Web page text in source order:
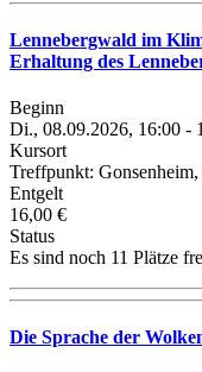
Lennebergwald im
Erhaltung des
Beginn
Di., 08.09.2026, 16:00 -
Kursort
Treffpunkt:
Entgelt
16,00 €
Status
Es sind noch 11 Plätze
Die Sprache der